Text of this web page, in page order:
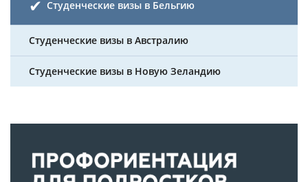
Студенческие визы в Бельгию
Студенческие визы в Австралию
Студенческие визы в Новую Зеландию